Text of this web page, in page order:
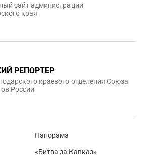
сайт администрации
края
РЕПОРТЕР
краевого отделения Союза
России
Панорама
«Битва за Кавказ»